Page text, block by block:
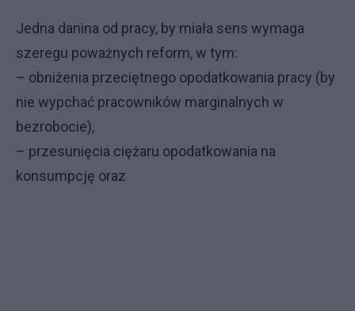
Jedna danina od pracy, by miała sens wymaga
szeregu poważnych reform, w tym:
– obniżenia przeciętnego opodatkowania pracy (by
nie wypchać pracowników marginalnych w
bezrobocie),
– przesunięcia ciężaru opodatkowania na
konsumpcję oraz